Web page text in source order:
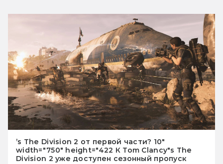
’s The Division 2 от первой части? 10"
width="750" height="422 К Tom Clancy"s The
Division 2 уже доступен сезонный пропуск